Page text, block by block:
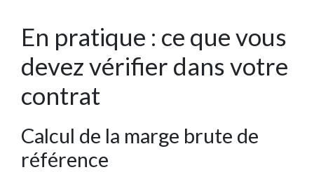
En pratique : ce que vous
devez vérifier dans votre
contrat
Calcul de la marge brute de
référence